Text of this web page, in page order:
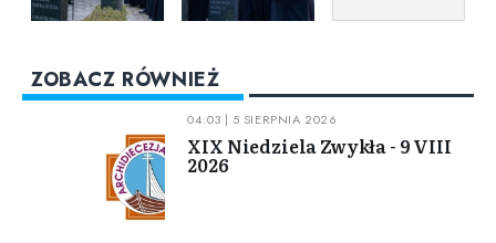
ZOBACZ RÓWNIEŻ
04:03 | 5 SIERPNIA 2026
XIX Niedziela Zwykła - 9 VIII
2026